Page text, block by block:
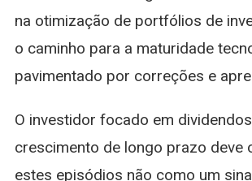
na otimização de portfólios de
o caminho para a maturidade
pavimentado por correções e
O investidor focado em
crescimento de longo prazo deve
estes episódios não como um